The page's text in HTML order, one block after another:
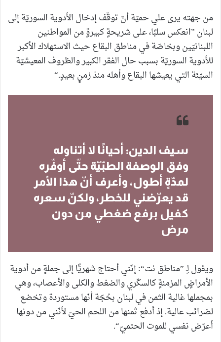
من جهته يرى علي حميّة أنّ توقّف إدخال الأدوية السوريّة إلى
لبنان ”انعكس سلبًا، على شريحةٍ كبيرةٍ من المواطنين
اللبنانيّين وبخاصّة في مناطق البقاع حيث الاستهلاك الأكبر
للأدوية السوريّة بسبب حال الفقر الكبير والظروف المعيشيّة
السيّئة التي يعيشها البقاع وأهله منذ زمنٍ بعيدٍ.“
سيف الدين: أحيانًا لا أتناوله
وفق الوصفة الطبّيّة حتّى أوفّره
لمدّةٍ أطول، وأعرف أنّ هذا الأمر
قد يعرّضني للخطر، ولكنّ سعره
كفيل برفع ضغطي من دون
مرض
ويقول لِـ ”مناطق نت“: إنّني أحتاج شهريًّا إلى جملةٍ من أدوية
الأمراضٍ المزمنةٍ كالسكّري والضغط والكلى والأعصاب، وهي
بمجملها غالية الثمن في لبنان بحُجّة أنّها مستوردة وتخضع
لضرائب عالية. إذ أدفع ثمنها من اللحم الحيّ لأنّني من دونها
أعرّض نفسي للموت الحتميّ“.